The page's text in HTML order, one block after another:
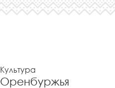
Культура
Оренбуржья